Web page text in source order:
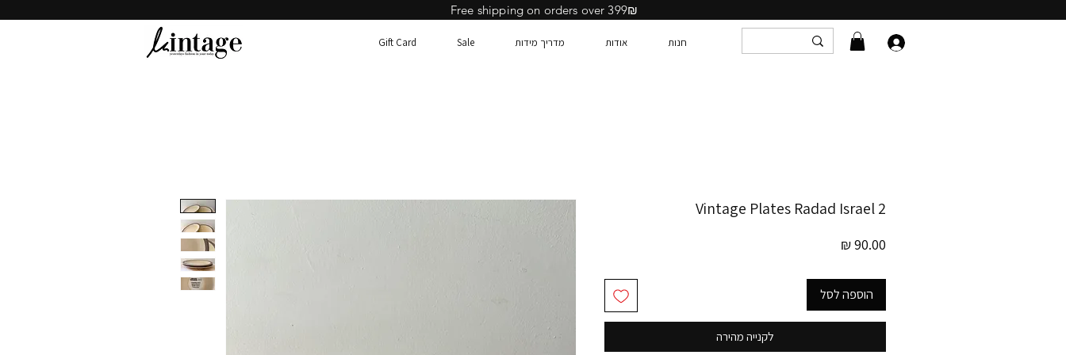
Free shipping on orders over 399₪
חנות אודות מדריך מידות Sale
Gift Card
2 Vintage Plates Radad Israel
הוספה לסל
לקנייה מהירה